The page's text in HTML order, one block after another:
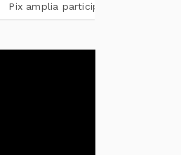
nos pagamentos em